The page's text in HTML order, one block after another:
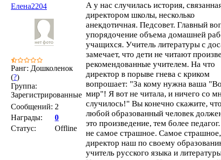
Елена2204
Ранг: Дошколенок
(?)
Группа:
Зарегистрированные
Сообщений: 2
Награды:
0
Статус:
Offline
А у нас случилась история,
директором школы, несколько
анекдотичная. Педсовет. Главный
упорядочение объема домашней
учащихся. Учитель литературы с
замечает, что дети не читают
рекомендованные учителем. На что
директор в порыве гнева с криком
вопрошает: "За кому нужна ваша
мир"! Я вот не читала, и ничего со
случилось!" Вы конечно скажите,
любой образованный человек
это произведение, тем более
не самое страшное. Самое
директор наш по своему
учитель русского языка и